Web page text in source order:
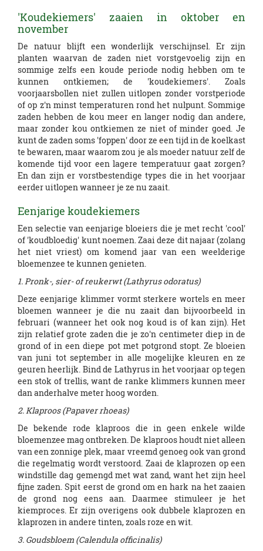
'Koudekiemers' zaaien in oktober en
november
De natuur blijft een wonderlijk verschijnsel. Er zijn
planten waarvan de zaden niet vorstgevoelig zijn en
sommige zelfs een koude periode nodig hebben om te
kunnen ontkiemen; de 'koudekiemers'. Zoals
voorjaarsbollen niet zullen uitlopen zonder vorstperiode
of op z'n minst temperaturen rond het nulpunt. Sommige
zaden hebben de kou meer en langer nodig dan andere,
maar zonder kou ontkiemen ze niet of minder goed. Je
kunt de zaden soms 'foppen' door ze een tijd in de koelkast
te bewaren, maar waarom zou je als moeder natuur zelf de
komende tijd voor een lagere temperatuur gaat zorgen?
En dan zijn er vorstbestendige types die in het voorjaar
eerder uitlopen wanneer je ze nu zaait.
Eenjarige koudekiemers
Een selectie van eenjarige bloeiers die je met recht 'cool'
of 'koudbloedig' kunt noemen. Zaai deze dit najaar (zolang
het niet vriest) om komend jaar van een weelderige
bloemenzee te kunnen genieten.
1. Pronk-, sier- of reukerwt (Lathyrus odoratus)
Deze eenjarige klimmer vormt sterkere wortels en meer
bloemen wanneer je die nu zaait dan bijvoorbeeld in
februari (wanneer het ook nog koud is of kan zijn). Het
zijn relatief grote zaden die je zo'n centimeter diep in de
grond of in een diepe pot met potgrond stopt. Ze bloeien
van juni tot september in alle mogelijke kleuren en ze
geuren heerlijk. Bind de Lathyrus in het voorjaar op tegen
een stok of trellis, want de ranke klimmers kunnen meer
dan anderhalve meter hoog worden.
2. Klaproos (Papaver rhoeas)
De bekende rode klaproos die in geen enkele wilde
bloemenzee mag ontbreken. De klaproos houdt niet alleen
van een zonnige plek, maar vreemd genoeg ook van grond
die regelmatig wordt verstoord. Zaai de klaprozen op een
windstille dag gemengd met wat zand, want het zijn heel
fijne zaden. Spit eerst de grond om en hark na het zaaien
de grond nog eens aan. Daarmee stimuleer je het
kiemproces. Er zijn overigens ook dubbele klaprozen en
klaprozen in andere tinten, zoals roze en wit.
3. Goudsbloem (Calendula officinalis)